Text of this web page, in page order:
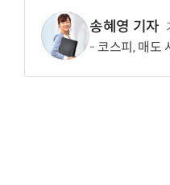
송혜영 기자
코스피, 매도